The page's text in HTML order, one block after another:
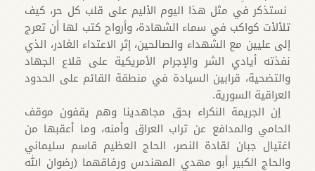
نستذكر في مثل هذا اليوم الأليم على قلب كل حر، كيف
تلألأت كواكب في سماء الشهادة، وأرواح كتب لها أن تعرج
إلى عليين مع الشهداء والصالحين، إثر الاعتداء الغادر، الذي
نفذته أيادي الشر والإجرام الأمريكية على قلاع الجهاد
والتضحية، قرابين السيادة في منطقة القائم على الحدود
العراقية السورية.
إن الجريمة النكراء بحق مجاهدينا وهم يقفون موقف
الحامي والمدافع عن تراب العراق وأمنه، وما أعقبها من
اغتيال جبان لقادة النصر، الحاج العظيم قاسم سليماني
والحاج الكبير أبو مهدي المهندس ورفاقهما (رضوان الله